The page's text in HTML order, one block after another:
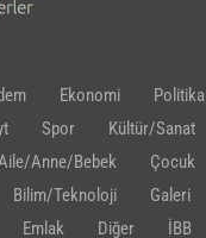
Ekonomi Politika
Spor
Kültür/Sanat
Anne/Bebek
Çocuk
Bilim/Teknoloji Galeri
Emlak Diğer İBB